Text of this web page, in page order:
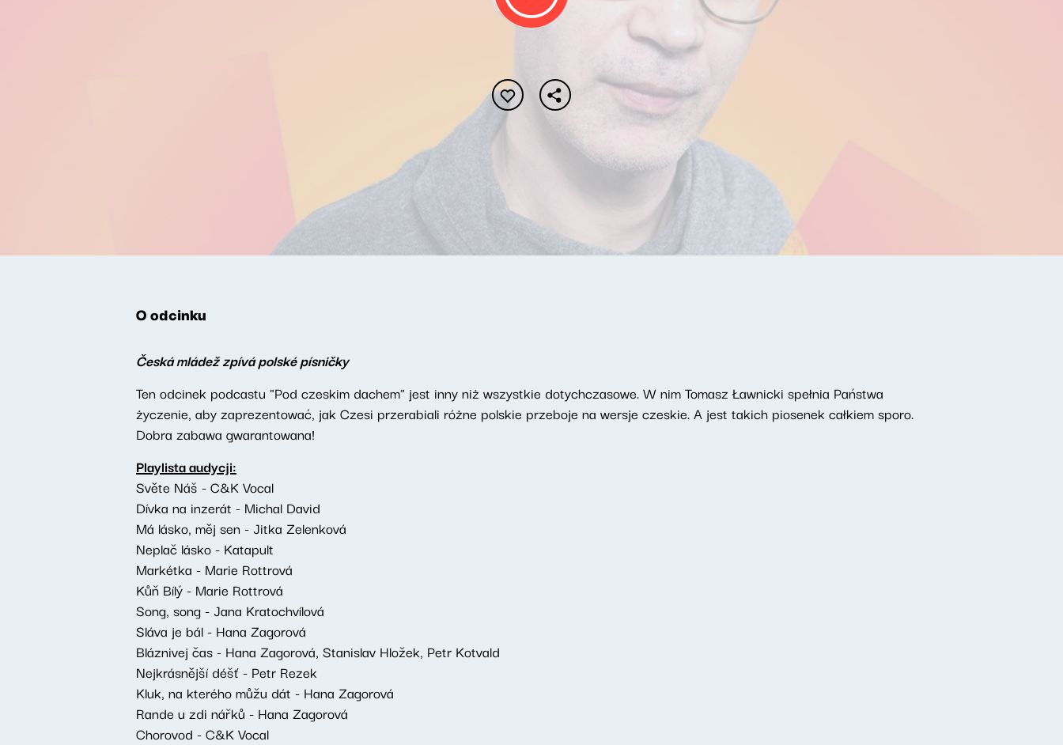
O odcinku
Česká mládež zpívá polské písničky
Ten odcinek podcastu "Pod czeskim dachem" jest inny niż wszystkie dotychczasowe. W nim Tomasz Ławnicki spełnia Państwa
życzenie, aby zaprezentować, jak Czesi przerabiali różne polskie przeboje na wersje czeskie. A jest takich piosenek całkiem sporo.
Dobra zabawa gwarantowana!
Playlista audycji:
Světe Náš - C&K Vocal
Dívka na inzerát - Michal David
Má lásko, měj sen - Jitka Zelenková
Neplač lásko - Katapult
Markétka - Marie Rottrová
Kůň Bílý - Marie Rottrová
Song, song - Jana Kratochvílová
Sláva je bál - Hana Zagorová
Bláznivej čas - Hana Zagorová, Stanislav Hložek, Petr Kotvald
Nejkrásnější déšť - Petr Rezek
Kluk, na kterého můžu dát - Hana Zagorová
Rande u zdi nářků - Hana Zagorová
Chorovod - C&K Vocal